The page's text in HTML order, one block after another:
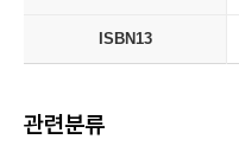
ISBN13
관련분류